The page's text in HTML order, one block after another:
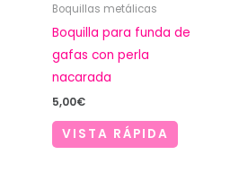
Boquillas metálicas
Boquilla para funda de
gafas con perla
nacarada
5,00€
VISTA RÁPIDA